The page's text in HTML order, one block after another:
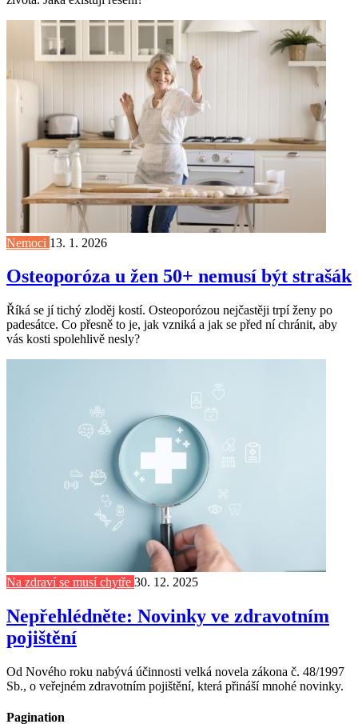
Nemoci 13. 1. 2026
Osteoporóza u žen 50+ nemusí být strašák
Říká se jí tichý zloděj kostí. Osteoporózou nejčastěji trpí ženy po
padesátce. Co přesně to je, jak vzniká a jak se před ní chránit, aby
vás kosti spolehlivě nesly?
Na zdraví se musí chytře 30. 12. 2025
Nepřehlédněte: Novinky ve zdravotním
pojištění
Od Nového roku nabývá účinnosti velká novela zákona č. 48/1997
Sb., o veřejném zdravotním pojištění, která přináší mnohé novinky.
Pagination